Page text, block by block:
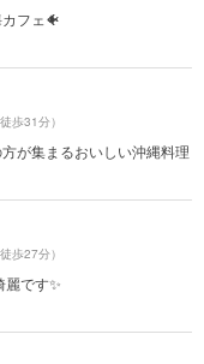
フェ🐠
徒歩31分）
が集まるおいしい沖縄料理
徒歩27分）
です✨